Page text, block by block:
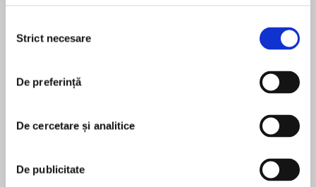
consimțământului
Strict necesare
De preferință
De cercetare și analitice
De publicitate
A treia parte din Trilogia HUSITĂ.
Autorul fenomenului Witcher închide în mod
magistral bogata sa epopee istorică, TRILOGIA
magician, probabil un prost – în timp ce
peisajul devastat de război al Boemiei secolului
al XV-lea.
MAI MULT
pentru această carte